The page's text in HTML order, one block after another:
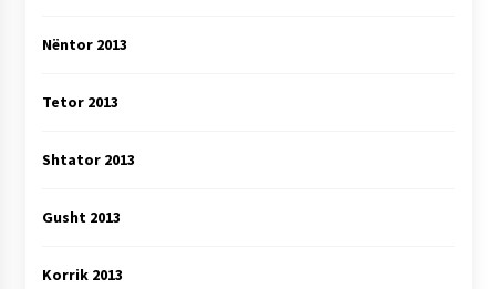
Nëntor 2013
Tetor 2013
Shtator 2013
Gusht 2013
Korrik 2013